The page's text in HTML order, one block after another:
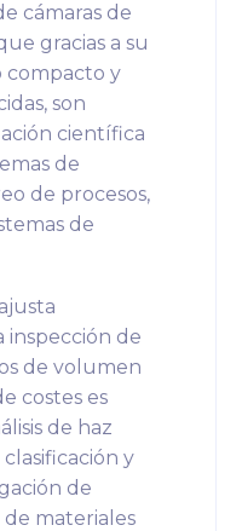
cámaras de
gracias a su
compacto y
son
científica
de
de procesos,
de
inspección de
de volumen
costes es
de haz
clasificación y
de
materiales